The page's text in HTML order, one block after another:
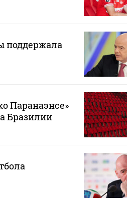
поддержала
Паранаэнсе»
Бразилии